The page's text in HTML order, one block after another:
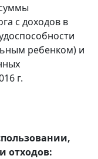
с доходов в
ребенком) и
г.
отходов: